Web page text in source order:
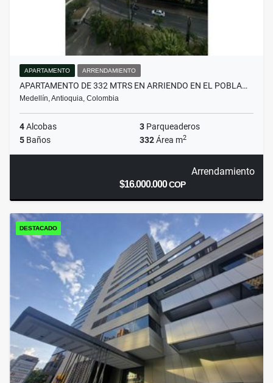
APARTAMENTO ARRENDAMIENTO
APARTAMENTO DE 332 MTRS EN ARRIENDO EN EL POBLA…
Medellín, Antioquia, Colombia
4Alcobas 3 Parqueaderos
5 Baños 332Área m2
Arrendamiento
$16.000.000COP
DESTACADO